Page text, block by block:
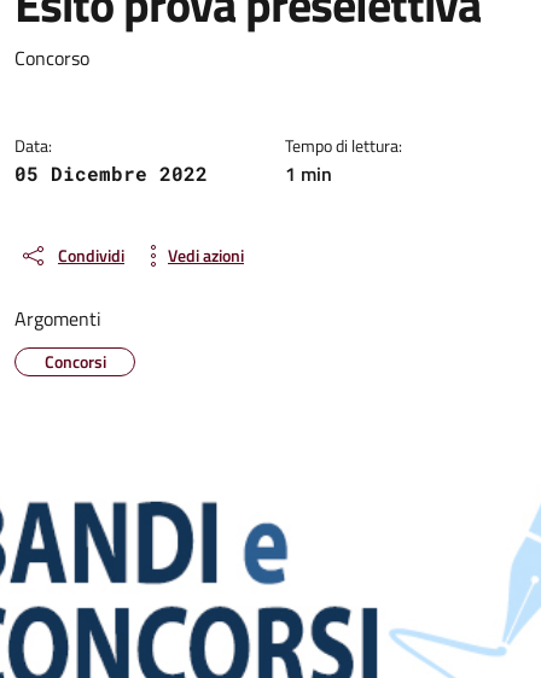
Dettagli della notizia
Concorso
Data:
05 Dicembre 2022
Tempo di lettura:
1 min
Condividi Vedi azioni
Argomenti
Concorsi